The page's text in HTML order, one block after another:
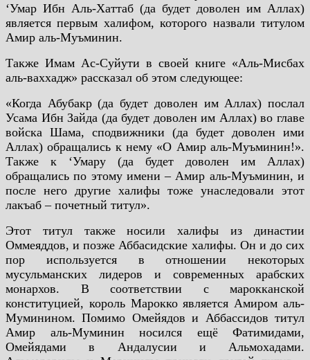
‘Умар Ибн Аль-Хаттаб (да будет доволен им Аллах)
является первым халифом, которого назвали титулом
Амир аль-Муъминин.
Также Имам Ас-Суйути в своей книге «Аль-Мисбах
аль-ваххадж» рассказал об этом следующее:
«Когда Абубакр (да будет доволен им Аллах) послал
Усама Ибн Зайда (да будет доволен им Аллах) во главе
войска Шама, сподвижники (да будет доволен ими
Аллах) обращались к нему «О Амир аль-Муъминин!».
Также к ‘Умару (да будет доволен им Аллах)
обращались по этому имени – Амир аль-Муъминин, и
после него другие халифы тоже унаследовали этот
лакъаб – почетный титул».
Этот титул также носили халифы из династии
Оммеяддов, и позже Аббасидские халифы. Он и до сих
пор используется в отношении некоторых
мусульманских лидеров и современных арабских
монархов. В соответствии с марокканской
конституцией, король Марокко является Амиром аль-
Муминином. Помимо Омейядов и Аббассидов титул
Амир аль-Муминин носился ещё Фатимидами,
Омейядами в Андалусии и Альмохадами.